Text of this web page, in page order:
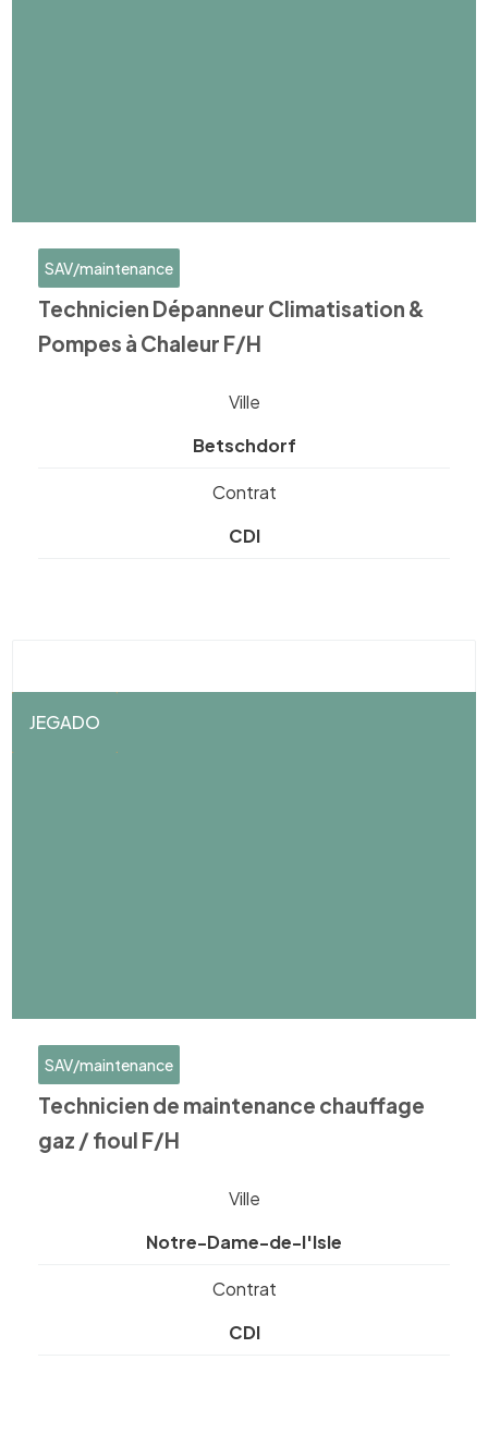
SAV/maintenance
Technicien Dépanneur Climatisation &
Pompes à Chaleur F/H
Ville
Betschdorf
Contrat
CDI
JEGADO
SAV/maintenance
Technicien de maintenance chauffage
gaz / fioul F/H
Ville
Notre-Dame-de-l'Isle
Contrat
CDI